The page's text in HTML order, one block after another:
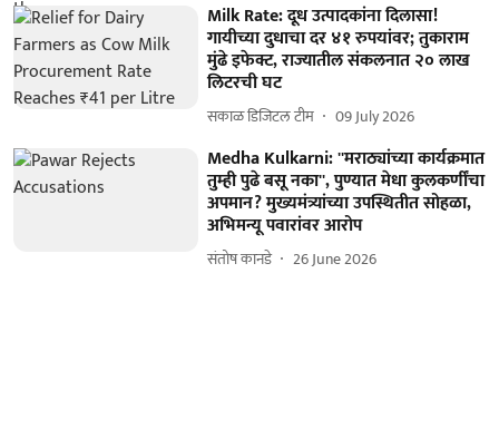
Milk Rate: दूध उत्पादकांना दिलासा!
गायीच्या दुधाचा दर ४१ रुपयांवर; तुकाराम
मुंढे इफेक्ट, राज्यातील संकलनात २० लाख
लिटरची घट
सकाळ डिजिटल टीम 09 July 2026
Medha Kulkarni: ''मराठ्यांच्या कार्यक्रमात
तुम्ही पुढे बसू नका'', पुण्यात मेधा कुलकर्णींचा
अपमान? मुख्यमंत्र्यांच्या उपस्थितीत सोहळा,
अभिमन्यू पवारांवर आरोप
संतोष कानडे 26 June 2026